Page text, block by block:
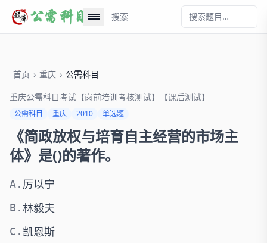
搜索
首页 › 重庆 › 公需科目
重庆公需科目考试【岗前培训考核测试】【课后测试】
公需科目 重庆 2010 单选题
《简政放权与培育自主经营的市场主
体》是()的著作。
A. 厉以宁
B.林毅夫
C. 凯恩斯